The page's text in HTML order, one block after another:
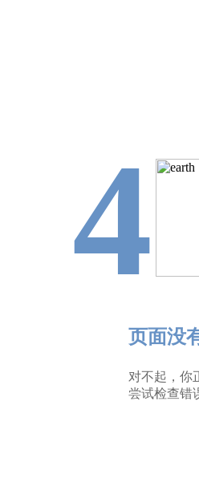
4
页面没
对不起，你
尝试检查